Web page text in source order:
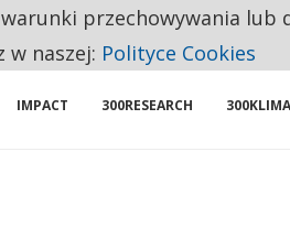
DWA PODMIOTY Z POLSKI
PODSTAWOWE ZAKUPY
IMPACT 300RESEARCH
przechowywania
w naszej: Polityce Cookies